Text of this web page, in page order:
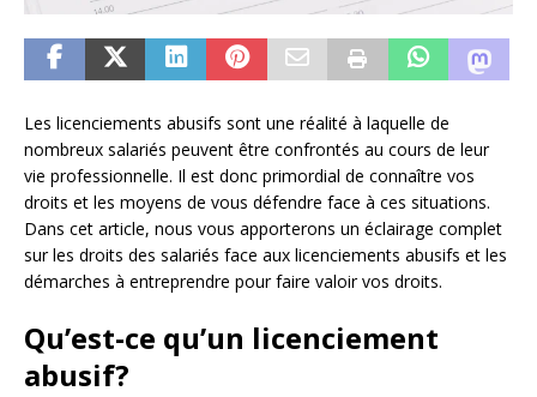
Les licenciements abusifs sont une réalité à laquelle de
nombreux salariés peuvent être confrontés au cours de leur
vie professionnelle. Il est donc primordial de connaître vos
droits et les moyens de vous défendre face à ces situations.
Dans cet article, nous vous apporterons un éclairage complet
sur les droits des salariés face aux licenciements abusifs et les
démarches à entreprendre pour faire valoir vos droits.
Qu’est-ce qu’un licenciement
abusif?